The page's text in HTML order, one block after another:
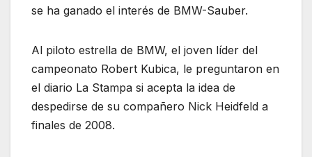
se ha ganado el interés de BMW-Sauber.
Al piloto estrella de BMW, el joven líder del
campeonato Robert Kubica, le preguntaron en
el diario La Stampa si acepta la idea de
despedirse de su compañero Nick Heidfeld a
finales de 2008.